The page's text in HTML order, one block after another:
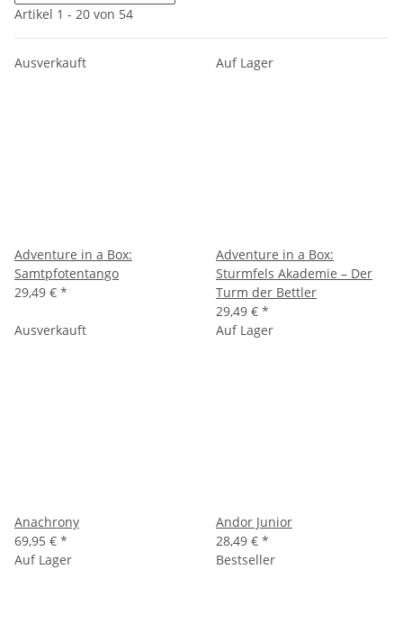
Artikel 1 - 20 von 54
Ausverkauft
Adventure in a Box:
Samtpfotentango
29,49 € *
Auf Lager
Adventure in a Box:
Sturmfels Akademie – Der
Turm der Bettler
29,49 € *
Ausverkauft
Anachrony
69,95 € *
Auf Lager
Andor Junior
28,49 € *
Auf Lager
Bestseller